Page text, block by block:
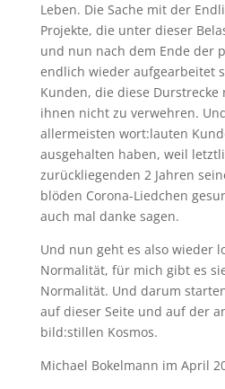
Leben. Die Sache mit der
Projekte, die unter dieser
und nun nach dem Ende der
endlich wieder aufgearbeitet
Kunden, die diese
ihnen nicht zu verwehren.
allermeisten wort:lauten
ausgehalten haben, weil
zurückliegenden 2 Jahren
blöden Corona-Liedchen
auch mal danke sagen.
Und nun geht es also wieder
Normalität, für mich gibt es
Normalität. Und darum
auf dieser Seite und auf der
bild:stillen Kosmos.
Michael Bokelmann im April